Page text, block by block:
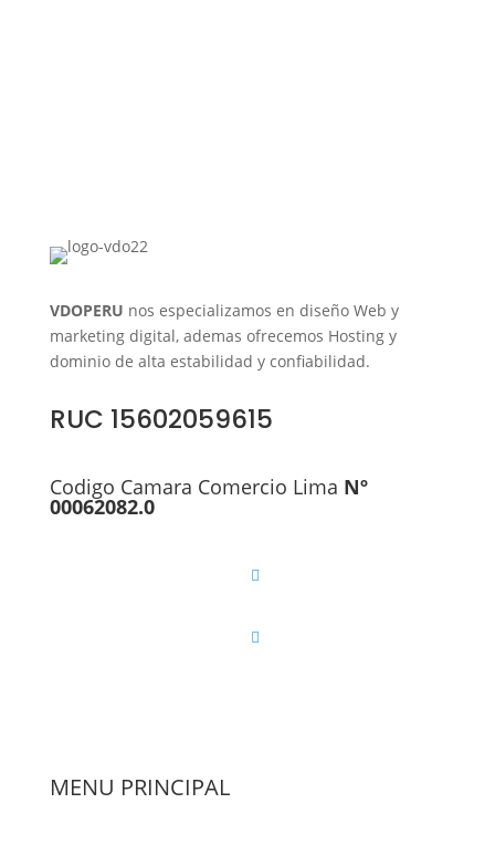
VDOPERU nos especializamos en diseño Web y
marketing digital, ademas ofrecemos Hosting y
dominio de alta estabilidad y confiabilidad.
RUC 15602059615
Codigo Camara Comercio Lima Nº
00062082.0
MENU PRINCIPAL